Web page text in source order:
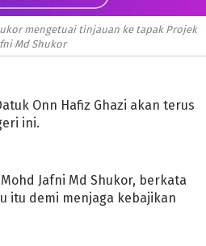
mengetuai tinjauan ke tapak Projek
Md Shukor
Onn Hafiz Ghazi akan terus
ini.
Jafni Md Shukor, berkata
itu demi menjaga kebajikan